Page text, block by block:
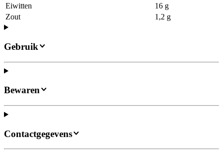
Eiwitten
16 g
Zout
1,2 g
Gebruik
Bewaren
Contactgegevens